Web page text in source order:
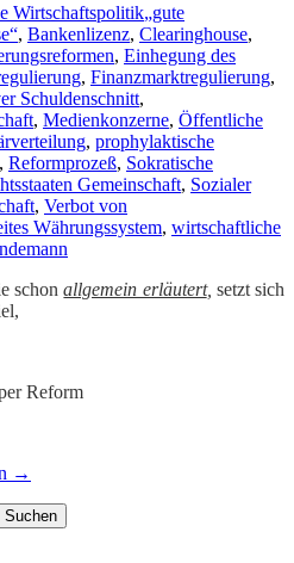
Wirtschaftspolitik„gute
, Bankenlizenz, Clearinghouse,
, Einhegung des
, Finanzmarktregulierung,
Schuldenschnitt,
, Medienkonzerne, Öffentliche
, prophylaktische
, Reformprozeß, Sokratische
Gemeinschaft, Sozialer
, Verbot von
Währungssystem, wirtschaftliche
schonallgemein erläutert, setzt sich
Reform
→